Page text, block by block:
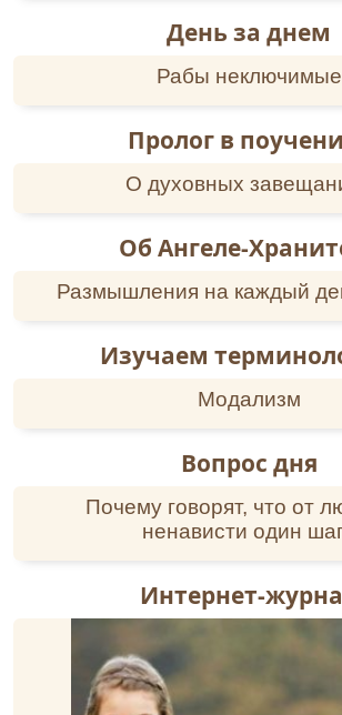
День за днем
Рабы неключимые
Пролог в
О духовных
Об Ангеле-
Размышления на каждый
Изучаем
Модализм
Вопрос дня
Почему говорят, что от
ненависти один
Интернет-